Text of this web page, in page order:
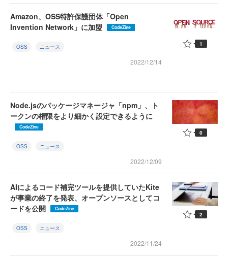
Amazon、OSS特許保護団体「Open
Invention Network」に加盟
CodeZine
OSS ニュース
2022/12/14
1
Node.jsのパッケージマネージャ「npm」、ト
ークンの権限をより細かく設定できるように
CodeZine
OSS ニュース
2022/12/09
0
AIによるコード補完ツールを提供していたKite
が事業の終了を発表、オープンソースとしてコ
ードを公開
CodeZine
OSS ニュース
2022/11/24
2